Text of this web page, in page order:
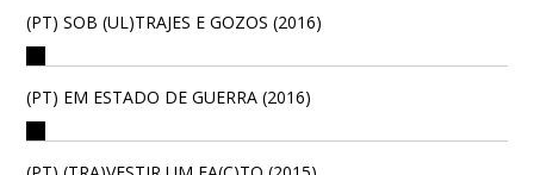
(PT) SOB (UL)TRAJES E GOZOS (2016)
(PT) EM ESTADO DE GUERRA (2016)